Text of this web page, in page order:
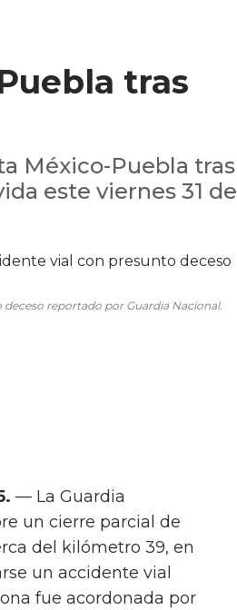
tras
México-Puebla tras
este viernes 31 de
reportado por Guardia Nacional.
— La Guardia
un cierre parcial de
del kilómetro 39, en
un accidente vial
fue acordonada por